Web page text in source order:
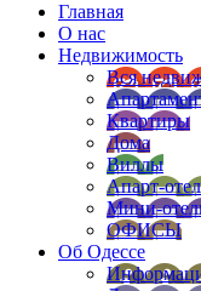
Главная
О нас
Недвижимость
Вся
Квартиры
Дома
Виллы
Апарт-
Мини-
ОФИСЫ
Об Одессе